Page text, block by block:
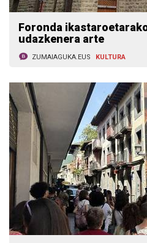
Foronda
udazkenera arte
ZUMAIAGUKA.EUS KULTURA